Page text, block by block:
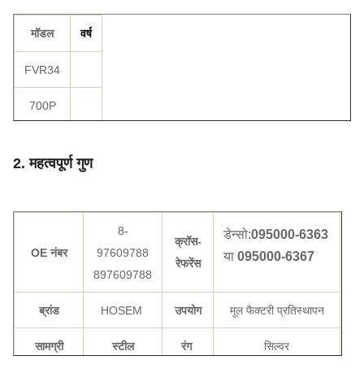
मॉडल वर्ष
FVR34
700P
2. महत्वपूर्ण गुण
OE नंबर
8-
97609788
897609788
क्रॉस-
रेफरेंस
डेन्सो:095000-6363
या 095000-6367
ब्रांड HOSEM उपयोग मूल फैक्टरी प्रतिस्थापन
सामग्री स्टील रंग सिल्वर